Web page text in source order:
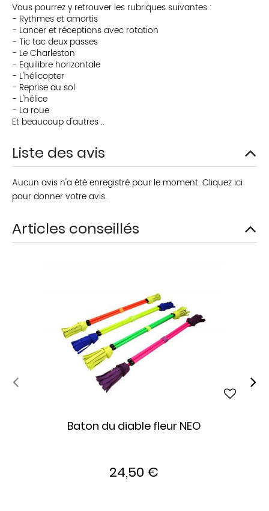
Vous pourrez y retrouver les rubriques suivantes :
- Rythmes et amortis
- Lancer et réceptions avec rotation
- Tic tac deux passes
- Le Charleston
- Equilibre horizontale
- L'hélicopter
- Reprise au sol
- L'hélice
- La roue
Et beaucoup d'autres ..
Liste des avis
Aucun avis n'a été enregistré pour le moment. Cliquez ici
pour donner votre avis.
Articles conseillés
Baton du diable fleur NEO
24,50 €